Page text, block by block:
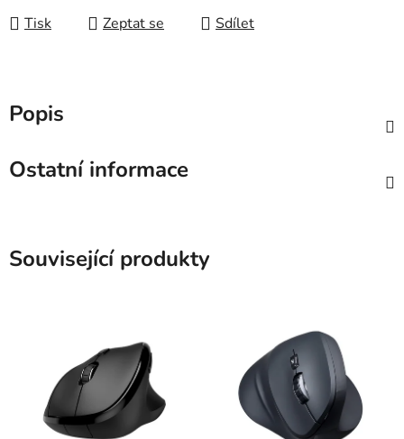
Tisk Zeptat se Sdílet
Popis
Ostatní informace
Související produkty